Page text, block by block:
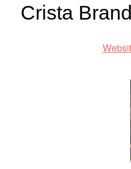
Crista